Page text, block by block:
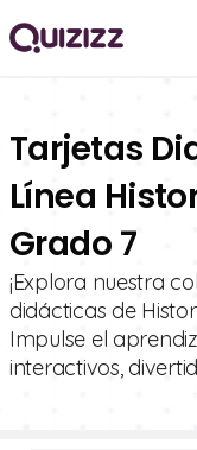
Tarjetas
Línea
Grado 7
¡Explora nuestra
didácticas de
Impulse el
interactivos,